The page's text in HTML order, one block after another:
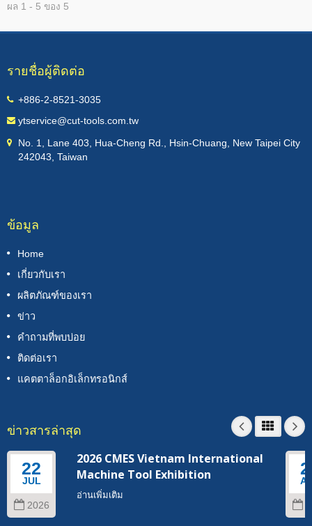
ผล 1 - 5 ของ 5
รายชื่อผู้ติดต่อ
+886-2-8521-3035
ytservice@cut-tools.com.tw
No. 1, Lane 403, Hua-Cheng Rd., Hsin-Chuang, New Taipei City
242043, Taiwan
ข้อมูล
Home
เกี่ยวกับเรา
ผลิตภัณฑ์ของเรา
ข่าว
คำถามที่พบบ่อย
ติดต่อเรา
แคตตาล็อกอิเล็กทรอนิกส์
ข่าวสารล่าสุด
22
JUL
2026
2026 CMES Vietnam International
Machine Tool Exhibition
อ่านเพิ่มเติม